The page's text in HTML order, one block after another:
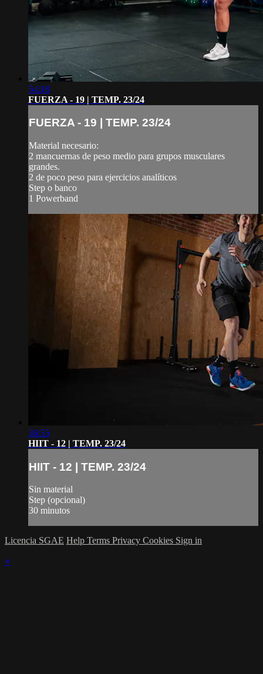
54:18
FUERZA - 19 | TEMP. 23/24
FUERZA - 19 | TEMP. 23/24
Material necesario:
2 mancuernas de peso medio para grupos musculares
grandes.
2 de poco peso para ejercicios analíticos
Step o banco
1 Powerband
36:55
HIIT - 12 | TEMP. 23/24
HIIT - 12 | TEMP. 23/24
Sin material
Step (opcional)
30 minutos
Licencia SGAE Help Terms Privacy Cookies Sign in
×